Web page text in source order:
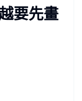
某個 tool 掛掉時，
代發 email，不是同
看得到每一步
fallback 寫在簡報
timeout 壓在 5 到 8
接到更多外
要先畫